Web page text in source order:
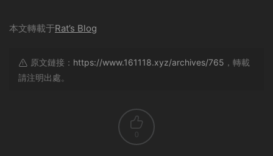
本文轉載于Rat’s Blog
原文鏈接： https://www.161118.xyz/archives/765 ，轉載
請注明出處。
0